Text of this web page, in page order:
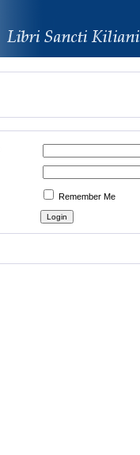
Remember Me